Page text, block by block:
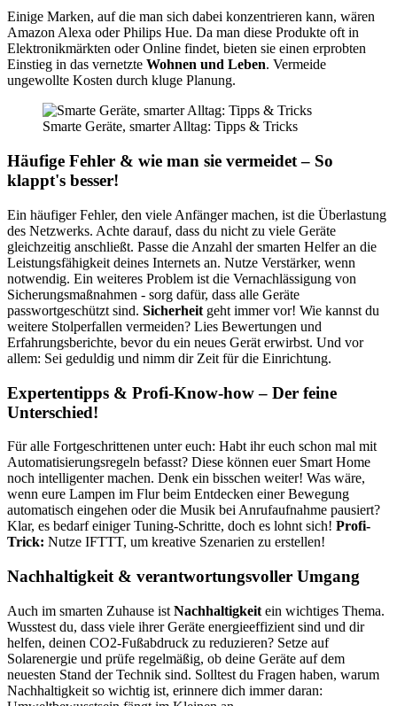
Einige Marken, auf die man sich dabei konzentrieren kann, wären
Amazon Alexa oder Philips Hue. Da man diese Produkte oft in
Elektronikmärkten oder Online findet, bieten sie einen erprobten
Einstieg in das vernetzte Wohnen und Leben. Vermeide
ungewollte Kosten durch kluge Planung.
Smarte Geräte, smarter Alltag: Tipps & Tricks
Häufige Fehler & wie man sie vermeidet – So
klappt's besser!
Ein häufiger Fehler, den viele Anfänger machen, ist die Überlastung
des Netzwerks. Achte darauf, dass du nicht zu viele Geräte
gleichzeitig anschließt. Passe die Anzahl der smarten Helfer an die
Leistungsfähigkeit deines Internets an. Nutze Verstärker, wenn
notwendig. Ein weiteres Problem ist die Vernachlässigung von
Sicherungsmaßnahmen - sorg dafür, dass alle Geräte
passwortgeschützt sind. Sicherheit geht immer vor! Wie kannst du
weitere Stolperfallen vermeiden? Lies Bewertungen und
Erfahrungsberichte, bevor du ein neues Gerät erwirbst. Und vor
allem: Sei geduldig und nimm dir Zeit für die Einrichtung.
Expertentipps & Profi-Know-how – Der feine
Unterschied!
Für alle Fortgeschrittenen unter euch: Habt ihr euch schon mal mit
Automatisierungsregeln befasst? Diese können euer Smart Home
noch intelligenter machen. Denk ein bisschen weiter! Was wäre,
wenn eure Lampen im Flur beim Entdecken einer Bewegung
automatisch eingehen oder die Musik bei Anrufaufnahme pausiert?
Klar, es bedarf einiger Tuning-Schritte, doch es lohnt sich! Profi-
Trick: Nutze IFTTT, um kreative Szenarien zu erstellen!
Nachhaltigkeit & verantwortungsvoller Umgang
Auch im smarten Zuhause ist Nachhaltigkeit ein wichtiges Thema.
Wusstest du, dass viele ihrer Geräte energieeffizient sind und dir
helfen, deinen CO2-Fußabdruck zu reduzieren? Setze auf
Solarenergie und prüfe regelmäßig, ob deine Geräte auf dem
neuesten Stand der Technik sind. Solltest du Fragen haben, warum
Nachhaltigkeit so wichtig ist, erinnere dich immer daran: